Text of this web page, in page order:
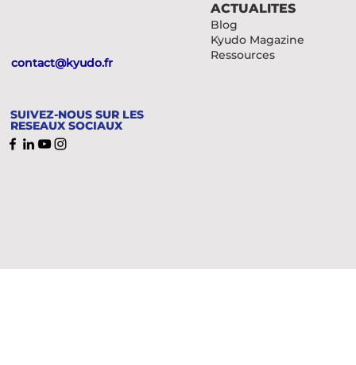
contact@kyudo.fr
SUIVEZ-NOUS SUR LES
RESEAUX SOCIAUX
ACTUALITES
Blog
Kyudo Magazine
Ressources